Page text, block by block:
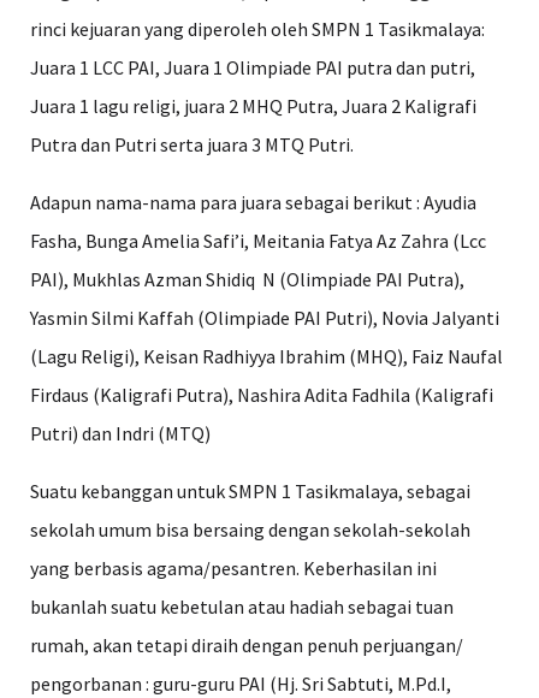
rinci kejuaran yang diperoleh oleh SMPN 1 Tasikmalaya:
Juara 1 LCC PAI, Juara 1 Olimpiade PAI putra dan putri,
Juara 1 lagu religi, juara 2 MHQ Putra, Juara 2 Kaligrafi
Putra dan Putri serta juara 3 MTQ Putri.
Adapun nama-nama para juara sebagai berikut : Ayudia
Fasha, Bunga Amelia Safi’i, Meitania Fatya Az Zahra (Lcc
PAI), Mukhlas Azman Shidiq N (Olimpiade PAI Putra),
Yasmin Silmi Kaffah (Olimpiade PAI Putri), Novia Jalyanti
(Lagu Religi), Keisan Radhiyya Ibrahim (MHQ), Faiz Naufal
Firdaus (Kaligrafi Putra), Nashira Adita Fadhila (Kaligrafi
Putri) dan Indri (MTQ)
Suatu kebanggan untuk SMPN 1 Tasikmalaya, sebagai
sekolah umum bisa bersaing dengan sekolah-sekolah
yang berbasis agama/pesantren. Keberhasilan ini
bukanlah suatu kebetulan atau hadiah sebagai tuan
rumah, akan tetapi diraih dengan penuh perjuangan/
pengorbanan : guru-guru PAI (Hj. Sri Sabtuti, M.Pd.I,